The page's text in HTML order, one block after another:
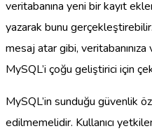
veritabanına yeni bir kayıt
yazarak bunu
mesaj atar gibi,
MySQL’i çoğu geliştirici için
MySQL’in sunduğu güvenlik
edilmemelidir. Kullanıcı